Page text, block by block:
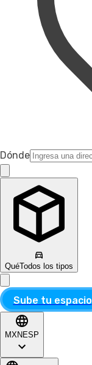
Dónde
QuéTodos los tipos
Sube tu espacio
MXN ESP